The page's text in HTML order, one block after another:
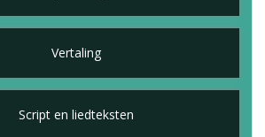
Vertaling
Script en liedteksten